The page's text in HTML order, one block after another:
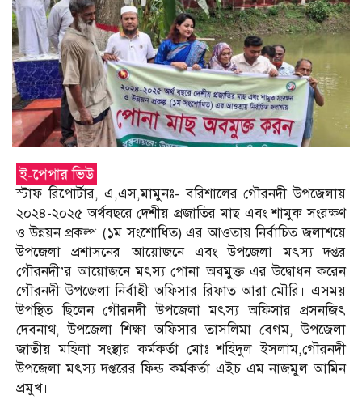
স্টাফ রিপোর্টার, এ,এস,মামুনঃ- বরিশালের গৌরনদী উপজেলায়
২০২৪-২০২৫ অর্থবছরে দেশীয় প্রজাতির মাছ এবং শামুক সংরক্ষণ
ও উন্নয়ন প্রকল্প (১ম সংশোধিত) এর আওতায় নির্বাচিত জলাশয়ে
উপজেলা প্রশাসনের আয়োজনে এবং উপজেলা মৎস্য দপ্তর
গৌরনদী’র আয়োজনে মৎস্য পোনা অবমুক্ত এর উদ্বোধন করেন
গৌরনদী উপজেলা নির্বাহী অফিসার রিফাত আরা মৌরি। এসময়
উপস্থিত ছিলেন গৌরনদী উপজেলা মৎস্য অফিসার প্রসনজিৎ
দেবনাথ, উপজেলা শিক্ষা অফিসার তাসলিমা বেগম, উপজেলা
জাতীয় মহিলা সংস্থার কর্মকর্তা মোঃ শহিদুল ইসলাম,গৌরনদী
উপজেলা মৎস্য দপ্তরের ফিল্ড কর্মকর্তা এইচ এম নাজমুল আমিন
প্রমুখ।